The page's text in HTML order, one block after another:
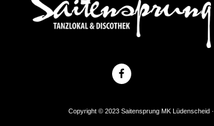
Copyright © 2023 Saitensprung MK Lüdenscheid ·